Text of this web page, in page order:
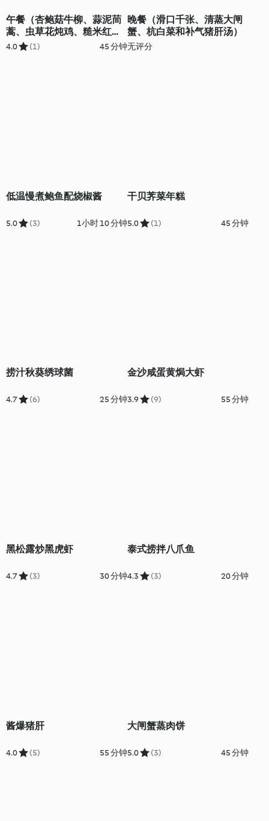
午餐（杏鲍菇牛柳、蒜泥茼
蒿、虫草花炖鸡、糙米红豆
饭)
4.0 (1) 45 分钟
晚餐（滑口千张、清蒸大闸
蟹、杭白菜和补气猪肝汤）
无评分
低温慢煮鲍鱼配烧椒酱
5.0 (3) 1小时 10 分钟
干贝荠菜年糕
5.0 (1) 45 分钟
捞汁秋葵绣球菌
4.7 (6) 25 分钟
金沙咸蛋黄焗大虾
3.9 (9) 55 分钟
黑松露炒黑虎虾
4.7 (3) 30 分钟
泰式捞拌八爪鱼
4.3 (3) 20 分钟
酱爆猪肝
4.0 (5) 55 分钟
大闸蟹蒸肉饼
5.0 (3) 45 分钟